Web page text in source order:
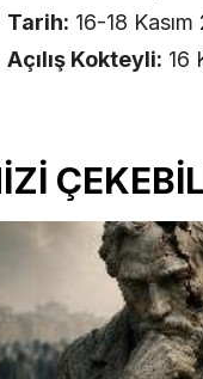
Tarih: 16-18
Açılış Kokteyli: 16